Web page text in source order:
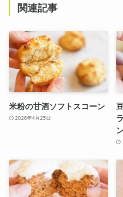
関連記事
米粉の甘酒ソフトスコーン
2026年4月25日